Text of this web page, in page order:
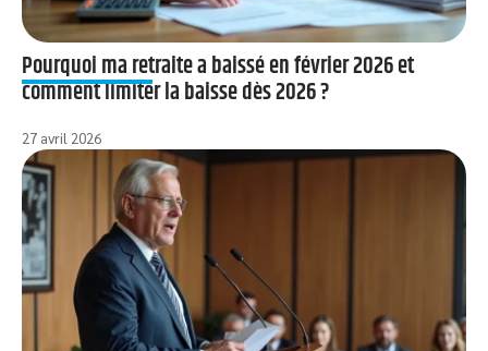
Pourquoi ma retraite a baissé en février 2026 et
comment limiter la baisse dès 2026 ?
27 avril 2026